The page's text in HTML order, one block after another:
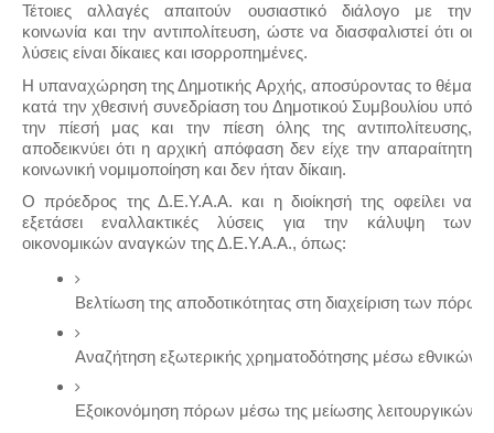
Τέτοιες αλλαγές απαιτούν ουσιαστικό διάλογο με την
κοινωνία και την αντιπολίτευση, ώστε να διασφαλιστεί ότι οι
λύσεις είναι δίκαιες και ισορροπημένες.
Η υπαναχώρηση της Δημοτικής Αρχής, αποσύροντας το θέμα
κατά την χθεσινή συνεδρίαση του Δημοτικού Συμβουλίου υπό
την πίεσή μας και την πίεση όλης της αντιπολίτευσης,
αποδεικνύει ότι η αρχική απόφαση δεν είχε την απαραίτητη
κοινωνική νομιμοποίηση και δεν ήταν δίκαιη.
Ο πρόεδρος της Δ.Ε.Υ.Α.Α. και η διοίκησή της οφείλει να
εξετάσει εναλλακτικές λύσεις για την κάλυψη των
οικονομικών αναγκών της Δ.Ε.Υ.Α.Α., όπως:
Βελτίωση της αποδοτικότητας στη διαχείριση των
Αναζήτηση εξωτερικής χρηματοδότησης μέσω
Εξοικονόμηση πόρων μέσω της μείωσης λειτουργικών